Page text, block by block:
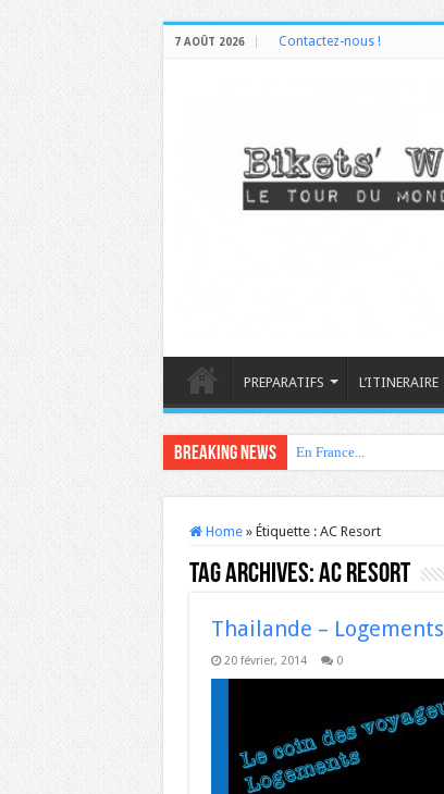
7 AOÛT 2026 Contactez-nous !
PREPARATIFS L’ITINERAIRE
Breaking News En France...
Home » Étiquette : AC Resort
Tag Archives:AC Resort
Thailande – Logements
20 février, 2014 0